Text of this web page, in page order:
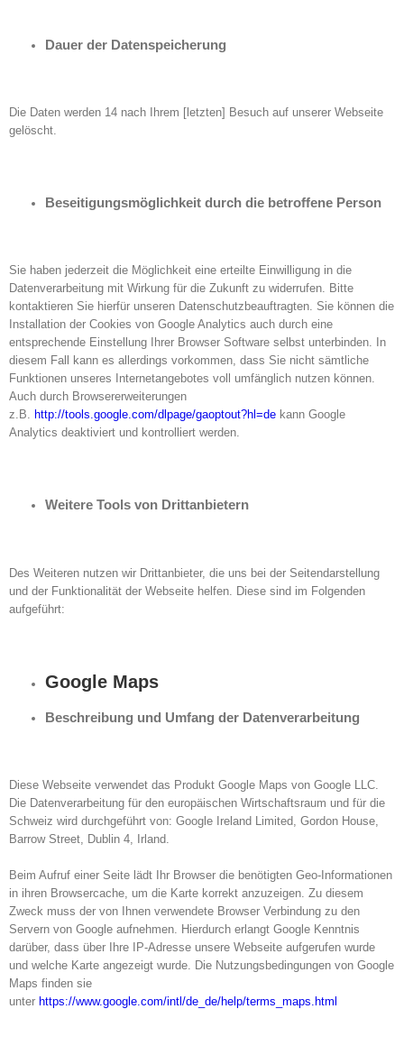
Dauer der Datenspeicherung
Die Daten werden 14 nach Ihrem [letzten] Besuch auf unserer Webseite
gelöscht.
Beseitigungsmöglichkeit durch die betroffene Person
Sie haben jederzeit die Möglichkeit eine erteilte Einwilligung in die
Datenverarbeitung mit Wirkung für die Zukunft zu widerrufen. Bitte
kontaktieren Sie hierfür unseren Datenschutzbeauftragten. Sie können die
Installation der Cookies von Google Analytics auch durch eine
entsprechende Einstellung Ihrer Browser Software selbst unterbinden. In
diesem Fall kann es allerdings vorkommen, dass Sie nicht sämtliche
Funktionen unseres Internetangebotes voll umfänglich nutzen können.
Auch durch Browsererweiterungen
z.B. http://tools.google.com/dlpage/gaoptout?hl=de kann Google
Analytics deaktiviert und kontrolliert werden.
Weitere Tools von Drittanbietern
Des Weiteren nutzen wir Drittanbieter, die uns bei der Seitendarstellung
und der Funktionalität der Webseite helfen. Diese sind im Folgenden
aufgeführt:
Google Maps
Beschreibung und Umfang der Datenverarbeitung
Diese Webseite verwendet das Produkt Google Maps von Google LLC.
Die Datenverarbeitung für den europäischen Wirtschaftsraum und für die
Schweiz wird durchgeführt von: Google Ireland Limited, Gordon House,
Barrow Street, Dublin 4, Irland.
Beim Aufruf einer Seite lädt Ihr Browser die benötigten Geo-Informationen
in ihren Browsercache, um die Karte korrekt anzuzeigen. Zu diesem
Zweck muss der von Ihnen verwendete Browser Verbindung zu den
Servern von Google aufnehmen. Hierdurch erlangt Google Kenntnis
darüber, dass über Ihre IP-Adresse unsere Webseite aufgerufen wurde
und welche Karte angezeigt wurde. Die Nutzungsbedingungen von Google
Maps finden sie
unter https://www.google.com/intl/de_de/help/terms_maps.html